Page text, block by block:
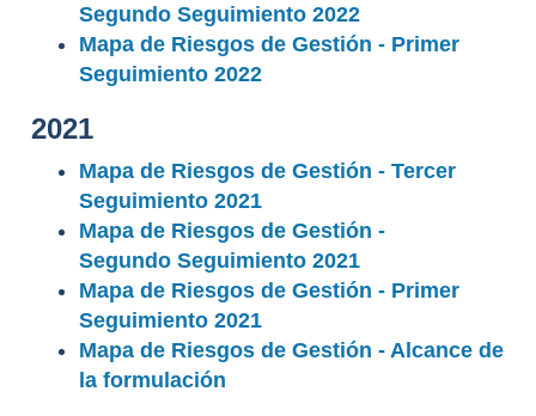
Segundo Seguimiento 2022
Mapa de Riesgos de Gestión - Primer
Seguimiento 2022
2021
Mapa de Riesgos de Gestión - Tercer
Seguimiento 2021
Mapa de Riesgos de Gestión -
Segundo Seguimiento 2021
Mapa de Riesgos de Gestión - Primer
Seguimiento 2021
Mapa de Riesgos de Gestión - Alcance de
la formulación